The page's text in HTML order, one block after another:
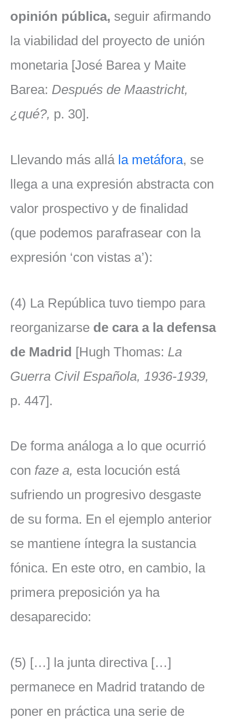
opinión pública, seguir afirmando
la viabilidad del proyecto de unión
monetaria [José Barea y Maite
Barea: Después de Maastricht,
¿qué?, p. 30].
Llevando más allá la metáfora, se
llega a una expresión abstracta con
valor prospectivo y de finalidad
(que podemos parafrasear con la
expresión ‘con vistas a’):
(4) La República tuvo tiempo para
reorganizarse de cara a la defensa
de Madrid [Hugh Thomas: La
Guerra Civil Española, 1936-1939,
p. 447].
De forma análoga a lo que ocurrió
con faze a, esta locución está
sufriendo un progresivo desgaste
de su forma. En el ejemplo anterior
se mantiene íntegra la sustancia
fónica. En este otro, en cambio, la
primera preposición ya ha
desaparecido:
(5) […] la junta directiva […]
permanece en Madrid tratando de
poner en práctica una serie de